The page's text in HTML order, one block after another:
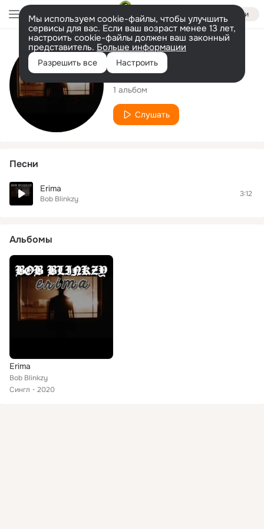
Войти
Мы используем cookie-файлы, чтобы улучшить
сервисы для вас. Если ваш возраст менее 13 лет,
настроить cookie-файлы должен ваш законный
представитель. Больше информации
Разрешить все Настроить
Исполнитель
Bob Blinkzy
1 альбом
Слушать
Песни
Erima
Bob Blinkzy
3:12
Альбомы
Erima
Bob Blinkzy
Сингл
2020